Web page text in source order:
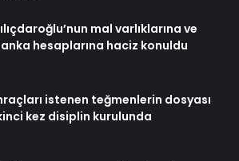
mal varlıklarına ve
hesaplarına haciz konuldu
istenen teğmenlerin dosyası
kez disiplin kurulunda